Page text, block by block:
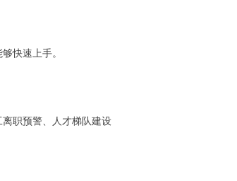
够快速上手。
职预警、人才梯队建设